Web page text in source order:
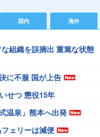
国内 海外
組織を誤摘出 重篤な状態
に不服 国が上告
せつ 懲役15年
温泉」熊本へ出発
ェリーは減便